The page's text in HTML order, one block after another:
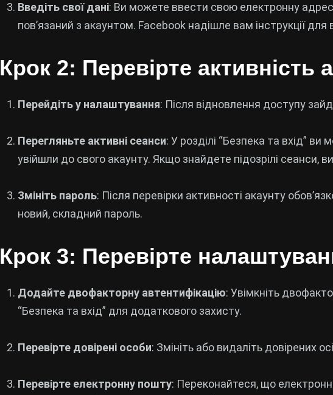
Введіть свої дані: Ви можете ввести свою електронну
пов’язаний з акаунтом. Facebook надішле вам інструкції для
Крок 2: Перевірте активність
Перейдіть у налаштування: Після відновлення доступу
Перегляньте активні сеанси: У розділі “Безпека та вхід”
увійшли до свого акаунту. Якщо знайдете підозрілі сеанси,
Змініть пароль: Після перевірки активності акаунту
новий, складний пароль.
Крок 3: Перевірте
Додайте двофакторну автентифікацію: Увімкніть
“Безпека та вхід” для додаткового захисту.
Перевірте довірені особи: Змініть або видаліть довірених
Перевірте електронну пошту: Переконайтеся, що